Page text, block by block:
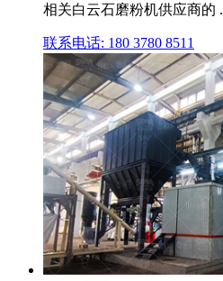
相关白云石磨粉机供应商的 .
联系电话: 180 3780 8511